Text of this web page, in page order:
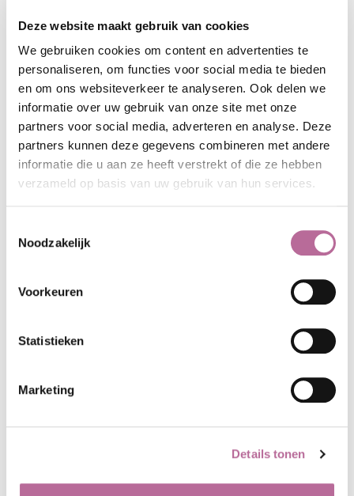
Deze website maakt gebruik van cookies
We gebruiken cookies om content en advertenties te
personaliseren, om functies voor social media te bieden
en om ons websiteverkeer te analyseren. Ook delen we
informatie over uw gebruik van onze site met onze
partners voor social media, adverteren en analyse. Deze
partners kunnen deze gegevens combineren met andere
informatie die u aan ze heeft verstrekt of die ze hebben
verzameld op basis van uw gebruik van hun services.
Noodzakelijk
Voorkeuren
Statistieken
Marketing
Details tonen
LEES OOK: DEZE ARTIKELEN KUNNEN
INTERESSANT VOOR JE ZIJN
TC ZUID
in het vaandel staan. Een goede combi dus om
samen één van de nieuwe padelbanen bij TC